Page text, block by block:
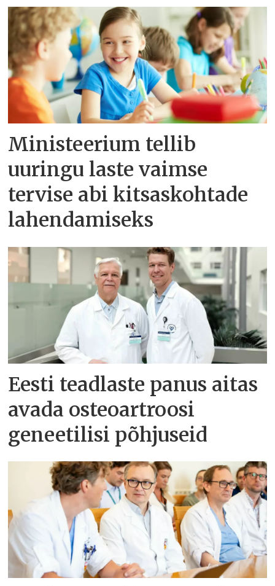
Ministeerium tellib
uuringu laste vaimse
tervise abi kitsaskohtade
lahendamiseks
Eesti teadlaste panus aitas
avada osteoartroosi
geneetilisi põhjuseid